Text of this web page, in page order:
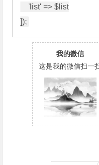
    'list' => $list
]);
我的微信
这是我的微信扫一